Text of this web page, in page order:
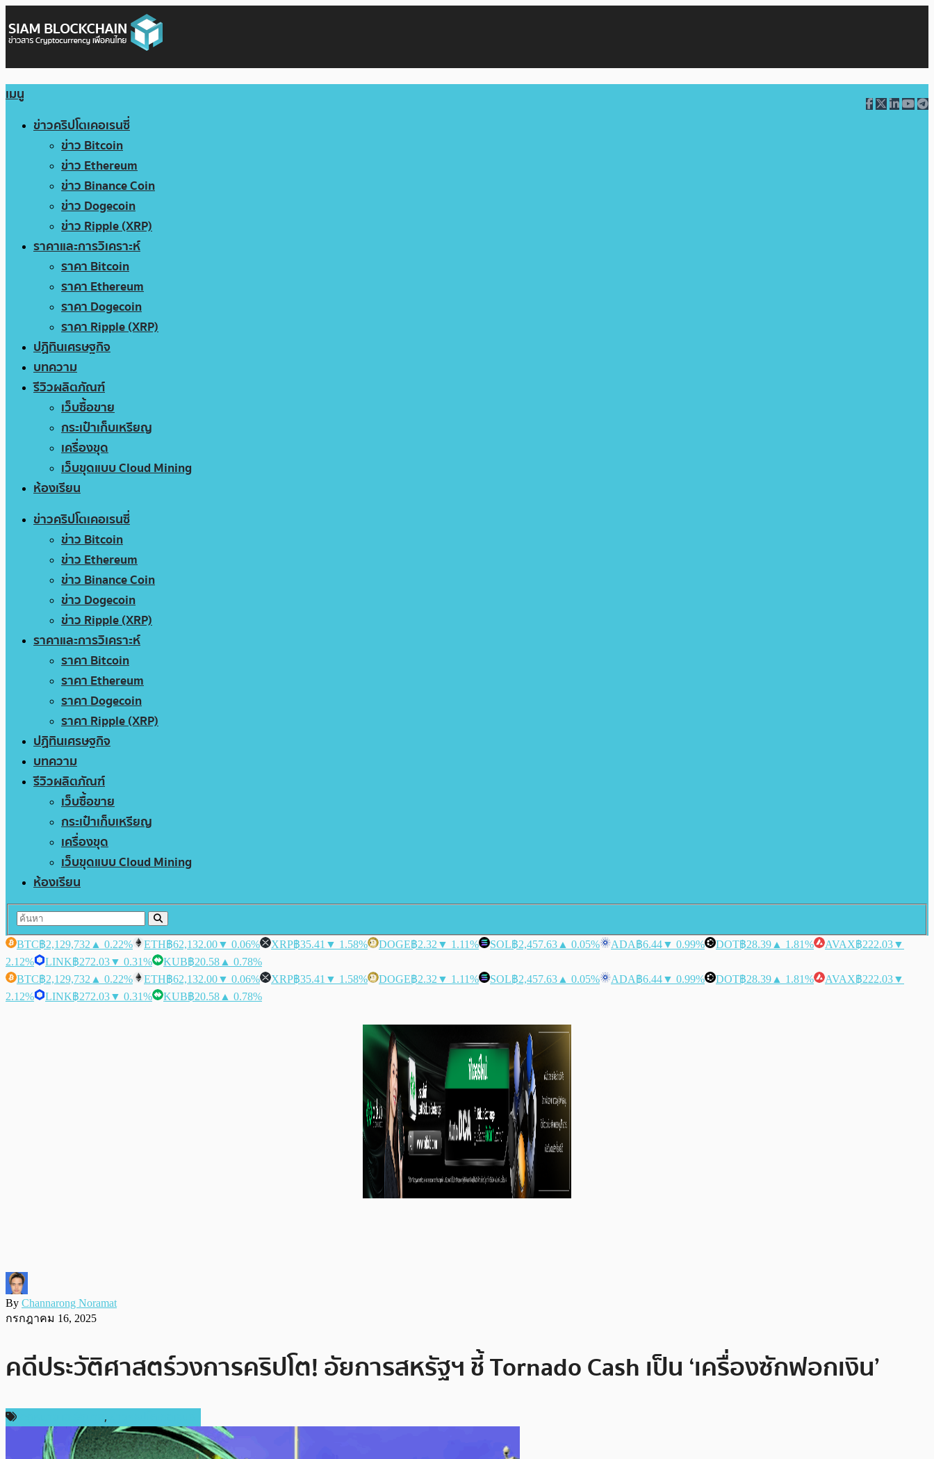
เมนู
ข่าวคริปโตเคอเรนซี่
ข่าว Bitcoin
ข่าว Ethereum
ข่าว Binance Coin
ข่าว Dogecoin
ข่าว Ripple (XRP)
ราคาและการวิเคราะห์
ราคา Bitcoin
ราคา Ethereum
ราคา Dogecoin
ราคา Ripple (XRP)
ปฏิทินเศรษฐกิจ
บทความ
รีวิวผลิตภัณฑ์
เว็บซื้อขาย
กระเป๋าเก็บเหรียญ
เครื่องขุด
เว็บขุดแบบ Cloud Mining
ห้องเรียน
ข่าวคริปโตเคอเรนซี่
ข่าว Bitcoin
ข่าว Ethereum
ข่าว Binance Coin
ข่าว Dogecoin
ข่าว Ripple (XRP)
ราคาและการวิเคราะห์
ราคา Bitcoin
ราคา Ethereum
ราคา Dogecoin
ราคา Ripple (XRP)
ปฏิทินเศรษฐกิจ
บทความ
รีวิวผลิตภัณฑ์
เว็บซื้อขาย
กระเป๋าเก็บเหรียญ
เครื่องขุด
เว็บขุดแบบ Cloud Mining
ห้องเรียน
BTC฿2,129,732 ▲ 0.22% ETH฿62,132.00▼ 0.06% XRP฿35.41 ▼ 1.58% DOGE฿2.32 ▼ 1.11% SOL฿2,457.63 ▲ 0.05% ADA฿6.44▼ 0.99% DOT฿28.39 ▲ 1.81% AVAX฿222.03▼
2.12%
LINK฿272.03▼ 0.31% KUB฿20.58 ▲ 0.78%
BTC฿2,129,732 ▲ 0.22% ETH฿62,132.00▼ 0.06% XRP฿35.41 ▼ 1.58% DOGE฿2.32 ▼ 1.11% SOL฿2,457.63 ▲ 0.05% ADA฿6.44▼ 0.99% DOT฿28.39 ▲ 1.81% AVAX฿222.03▼
2.12%
LINK฿272.03▼ 0.31% KUB฿20.58 ▲ 0.78%
By Channarong Noramat
กรกฎาคม 16, 2025
คดีประวัติศาสตร์วงการคริปโต! อัยการสหรัฐฯ ชี้ Tornado Cash เป็น ‘เครื่องซักฟอกเงิน’
,